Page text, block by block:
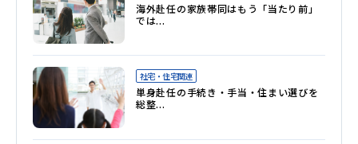
会員制リゾート
海外赴任サポート
留守宅管理
社宅管理
海外赴任の家族帯同はもう「当たり前」
では...
社宅・住宅関連
単身赴任の手続き・手当・住まい選びを
総整...